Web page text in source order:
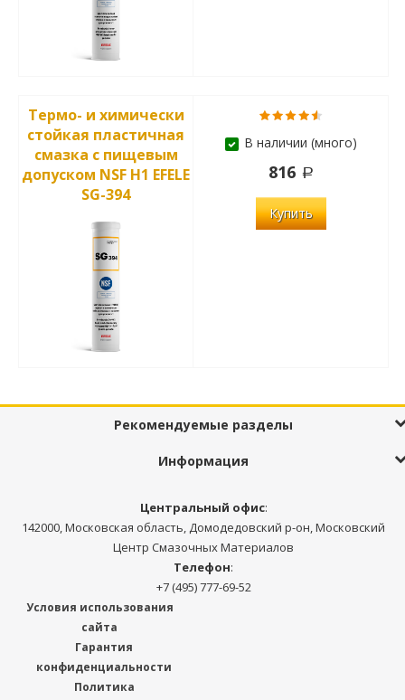
Термо- и химически
стойкая пластичная
смазка с пищевым
допуском NSF H1 EFELE
SG-394
В наличии (много)
816
Купить
Рекомендуемые разделы
Информация
Центральный офис:
142000, Московская область, Домодедовский р-он, Московский
Центр Смазочных Материалов
Телефон:
+7 (495) 777-69-52
Условия использования
сайта
Гарантия
конфиденциальности
Политика